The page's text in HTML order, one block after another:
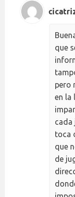
que
pero
en la
cada
toca
que
de